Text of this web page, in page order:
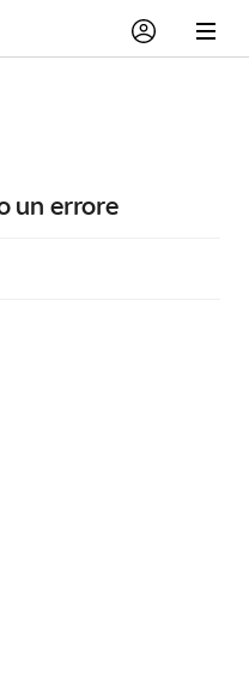
un errore